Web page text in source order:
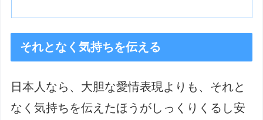
それとなく気持ちを伝える
日本人なら、大胆な愛情表現よりも、それと
なく気持ちを伝えたほうがしっくりくるし安